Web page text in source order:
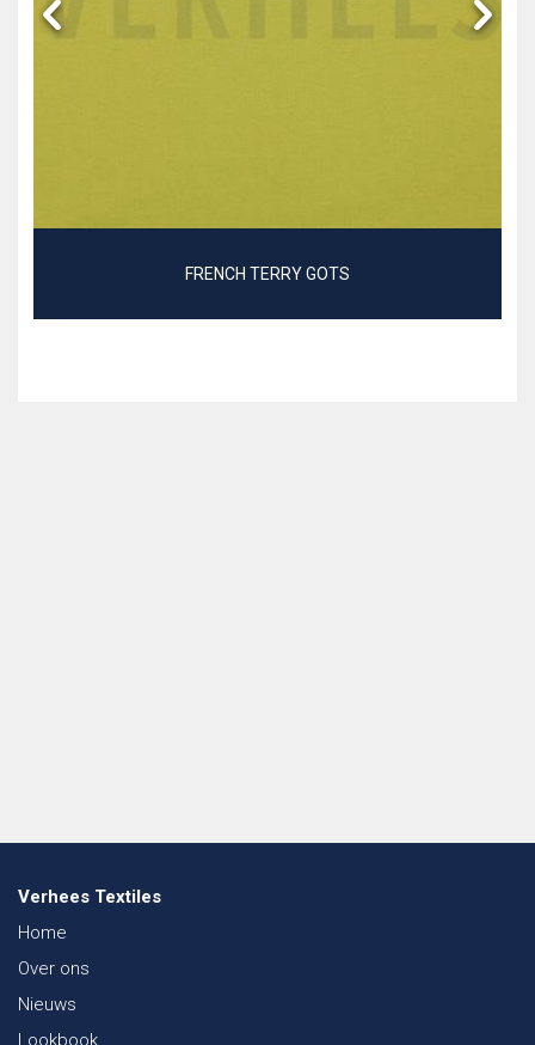
FRENCH TERRY GOTS
Verhees Textiles
Home
Over ons
Nieuws
Lookbook